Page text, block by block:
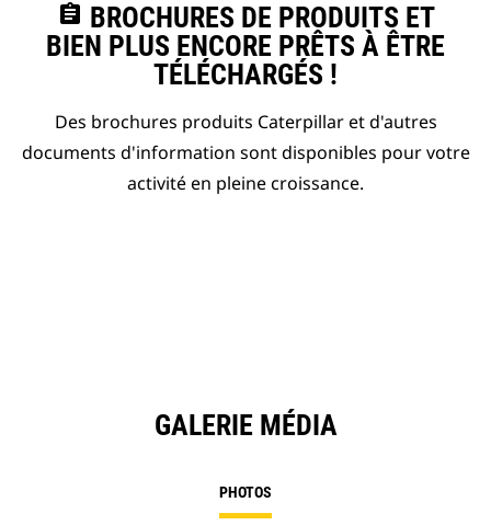
assignment BROCHURES DE PRODUITS ET
BIEN PLUS ENCORE PRÊTS À ÊTRE
TÉLÉCHARGÉS !
Des brochures produits Caterpillar et d'autres
documents d'information sont disponibles pour votre
activité en pleine croissance.
GALERIE MÉDIA
PHOTOS